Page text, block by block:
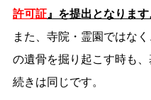
許可証 』を提出となります
また、寺院・霊園ではなく
の遺骨を掘り起こす時も
続きは同じです。